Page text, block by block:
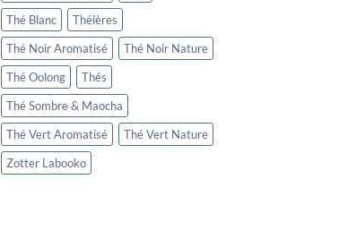
Thé Blanc
Théières
Thé Noir Aromatisé
Thé Noir Nature
Thé Oolong
Thés
Thé Sombre & Maocha
Thé Vert Aromatisé
Thé Vert Nature
Zotter Labooko